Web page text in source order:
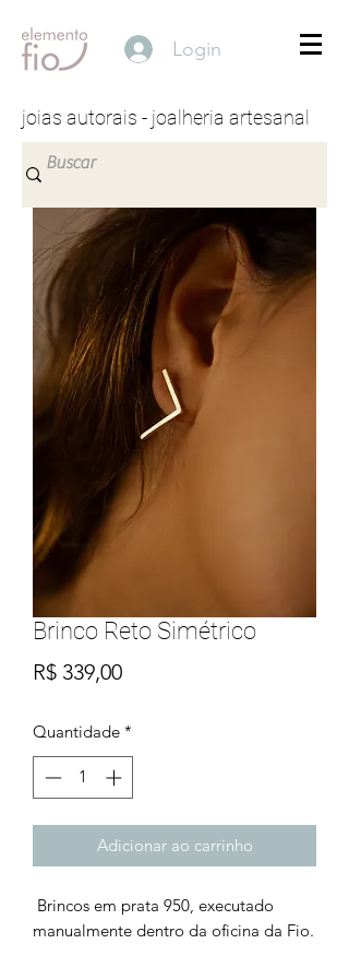
Login
joias autorais - joalheria artesanal
Brinco Reto Simétrico
R$ 339,00Preço
Quantidade *
Adicionar ao carrinho
Brincos em prata 950, executado
manualmente dentro da oficina da Fio.